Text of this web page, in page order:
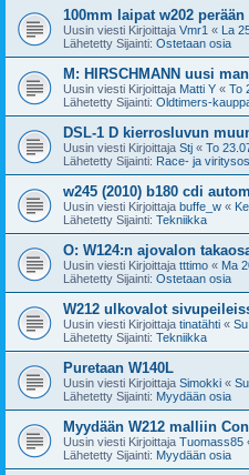
100mm laipat w202 perään
Uusin viesti Kirjoittaja Vmr1 « La
Lähetetty Sijainti: Ostetaan osia
M: HIRSCHMANN uusi
Uusin viesti Kirjoittaja Matti Y « To
Lähetetty Sijainti: Oldtimers-
DSL-1 D kierrosluvun
Uusin viesti Kirjoittaja Stj « To
Lähetetty Sijainti: Race- ja
w245 (2010) b180 cdi
Uusin viesti Kirjoittaja buffe_w «
Lähetetty Sijainti: Tekniikka
O: W124:n ajovalon
Uusin viesti Kirjoittaja tttimo « Ma
Lähetetty Sijainti: Ostetaan osia
W212 ulkovalot
Uusin viesti Kirjoittaja tinatähti «
Lähetetty Sijainti: Tekniikka
Puretaan W140L
Uusin viesti Kirjoittaja Simokki «
Lähetetty Sijainti: Myydään osia
Myydään W212 malliin
Uusin viesti Kirjoittaja Tuomass85
Lähetetty Sijainti: Myydään osia